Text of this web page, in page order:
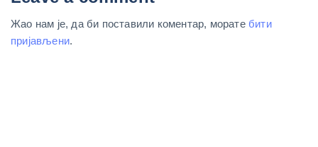
Жао нам је, да би поставили коментар, морате бити
пријављени.